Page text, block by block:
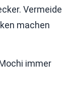
Vermeide
machen
immer